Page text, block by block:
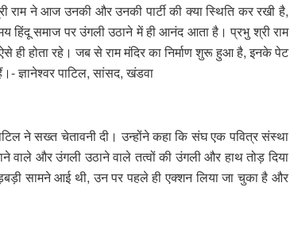
राम ने आज उनकी और उनकी पार्टी की क्या स्थिति कर रखी है,
समाज पर उंगली उठाने में ही आनंद आता है। प्रभु श्री राम
ही होता रहे। जब से राम मंदिर का निर्माण शुरू हुआ है, इनके पेट
ज्ञानेश्वर पाटिल, सांसद, खंडवा
ने सख्त चेतावनी दी। उन्होंने कहा कि संघ एक पवित्र संस्था
और उंगली उठाने वाले तत्वों की उंगली और हाथ तोड़ दिया
सामने आई थी, उन पर पहले ही एक्शन लिया जा चुका है और